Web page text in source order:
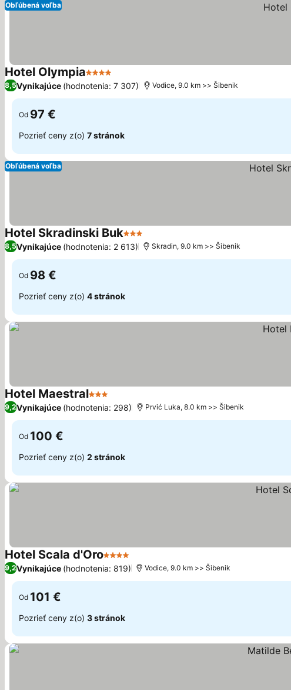
Obľúbená voľba
Hotel Olympia4 Počet hviezdičiek
Zobraziť ceny
8,5Vynikajúce (hodnotenia: 7 307) Vodice, 9.0 km >> Šibenik
Od 97 €
Pozrieť ceny z(o) 7 stránok
Obľúbená voľba
Hotel Skradinski Buk3 Počet hviezdičiek
Zobraziť ceny
8,5Vynikajúce (hodnotenia: 2 613) Skradin, 9.0 km >> Šibenik
Od 98 €
Pozrieť ceny z(o) 4 stránok
Hotel Maestral3 Počet hviezdičiek
Zobraziť ceny
9,2Vynikajúce (hodnotenia: 298) Prvić Luka, 8.0 km >> Šibenik
Od 100 €
Pozrieť ceny z(o) 2 stránok
Hotel Scala d'Oro4 Počet hviezdičiek
Zobraziť ceny
9,2Vynikajúce (hodnotenia: 819) Vodice, 9.0 km >> Šibenik
Od 101 €
Pozrieť ceny z(o) 3 stránok